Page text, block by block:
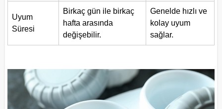
Uyum
Süresi
Birkaç gün ile birkaç
hafta arasında
değişebilir.
Genelde hızlı ve
kolay uyum
sağlar.